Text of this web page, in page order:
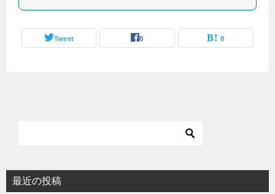
Tweet 0 0
最近の投稿